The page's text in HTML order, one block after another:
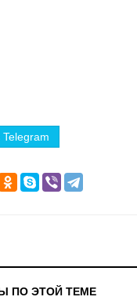
ПО ЭТОЙ ТЕМЕ